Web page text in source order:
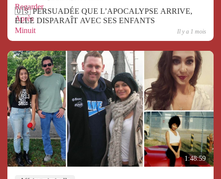
🇺🇸 PERSUADÉE QUE L’APOCALYPSE ARRIVE,
ELLE DISPARAÎT AVEC SES ENFANTS
Il y a 1 mois
1:48:59